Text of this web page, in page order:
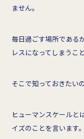
ません。
毎日過ごす場所である
レスになってしまうこ
そこで知っておきたい
ヒューマンスケールと
イズのことを言います。